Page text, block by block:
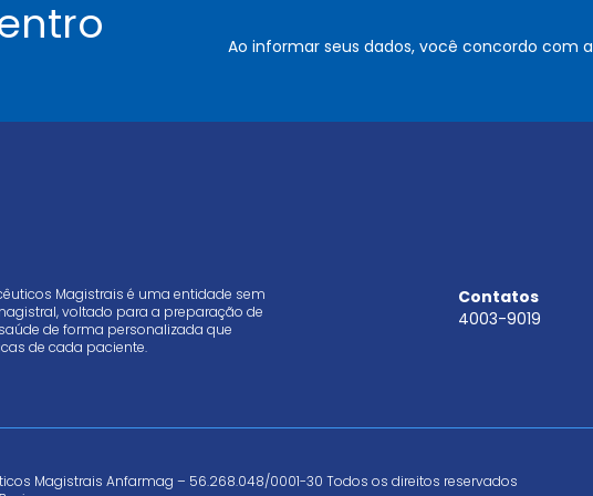
*
i
Ao informar seus dados, você concordo com a
Magistrais é uma entidade sem
voltado para a preparação de
de forma personalizada que
de cada paciente.
Contatos
4003-9019
Magistrais Anfarmag – 56.268.048/0001-30 Todos os direitos reservados